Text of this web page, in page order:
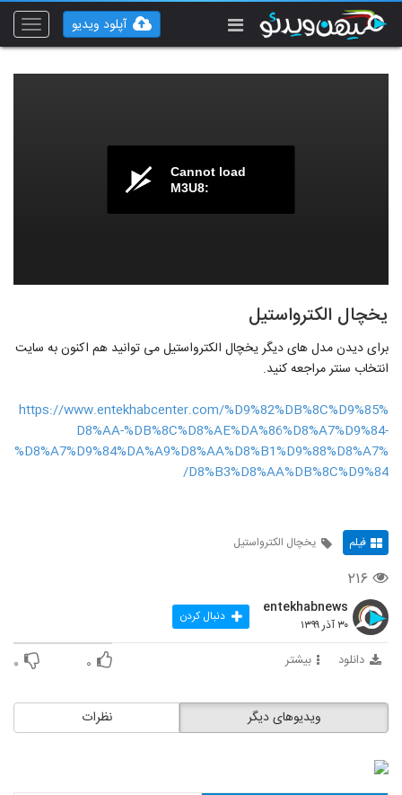
Toggle
آپلود ویدیو
Cannot load
M3U8:
یخچال الکترواستیل
برای دیدن مدل های دیگر یخچال الکترواستیل می توانید هم اکنون به سایت
انتخاب سنتر مراجعه کنید.
https://www.entekhabcenter.com/%D9%82%DB%8C%D9%85%
D8%AA-%DB%8C%D8%AE%DA%86%D8%A7%D9%84-
%D8%A7%D9%84%DA%A9%D8%AA%D8%B1%D9%88%D8%A7%
D8%B3%D8%AA%DB%8C%D9%84/
فیلم یخچال الکترواستیل
۲۱۶
entekhabnews
۳۰ آذر ۱۳۹۹ دنبال کردن
دانلود بیشتر ۰ ۰
نظرات ویدیوهای دیگر